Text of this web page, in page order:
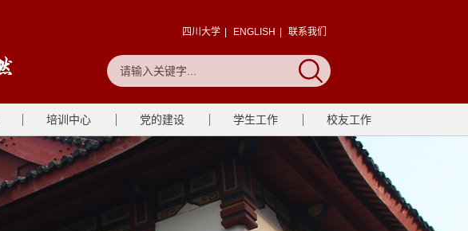
四川大学 ENGLISH 联系我们
培训中心 党的建设 学生工作 校友工作